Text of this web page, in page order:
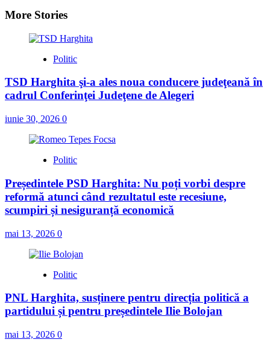
More Stories
Politic
TSD Harghita şi-a ales noua conducere judeţeană în
cadrul Conferinţei Judeţene de Alegeri
iunie 30, 2026 0
Politic
Președintele PSD Harghita: Nu poți vorbi despre
reformă atunci când rezultatul este recesiune,
scumpiri și nesiguranță economică
mai 13, 2026 0
Politic
PNL Harghita, susținere pentru direcția politică a
partidului și pentru președintele Ilie Bolojan
mai 13, 2026 0